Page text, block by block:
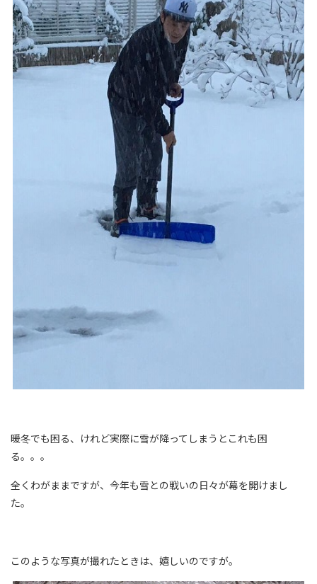
暖冬でも困る、けれど実際に雪が降ってしまうとこれも困
る。。。
全くわがままですが、今年も雪との戦いの日々が幕を開けまし
た。
このような写真が撮れたときは、嬉しいのですが。